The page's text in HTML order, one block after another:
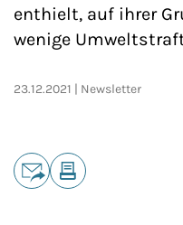
enthielt, auf ihrer
wenige
23.12.2021 Newsletter
Teilen